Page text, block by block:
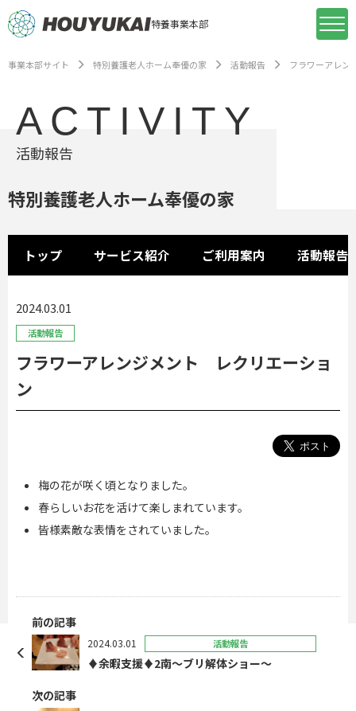
特養事業本部
事業本部サイト 特別養護老人ホーム奉優の家 活動報告 フラワーアレ
ACTIVITY
活動報告
特別養護老人ホーム奉優の家
トップ サービス紹介 ご利用案内 活動報告
2024.03.01
活動報告
フラワーアレンジメント レクリエーショ
ン
梅の花が咲く頃となりました。
春らしいお花を活けて楽しまれています。
皆様素敵な表情をされていました。
前の記事
2024.03.01 活動報告
♦余暇支援♦2南～ブリ解体ショー～
次の記事